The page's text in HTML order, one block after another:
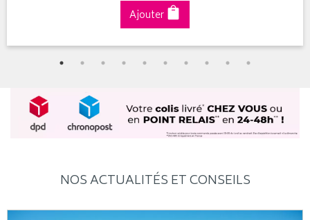
Ajouter
NOS ACTUALITÉS ET CONSEILS